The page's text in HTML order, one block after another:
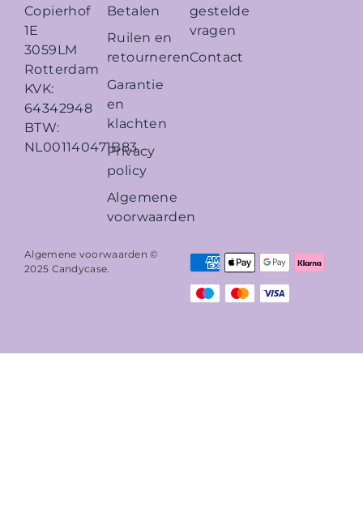
Copierhof
1E
3059LM
Rotterdam
KVK:
64342948
BTW:
NL001140471B83
Betalen
Ruilen en
retourneren
Garantie
en
klachten
Privacy
policy
Algemene
voorwaarden
gestelde
vragen
Contact
Algemene voorwaarden ©
2025 Candycase.